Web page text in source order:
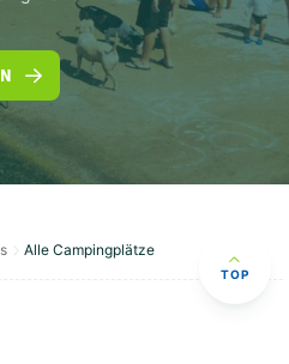
Alle Campingplätze
TOP